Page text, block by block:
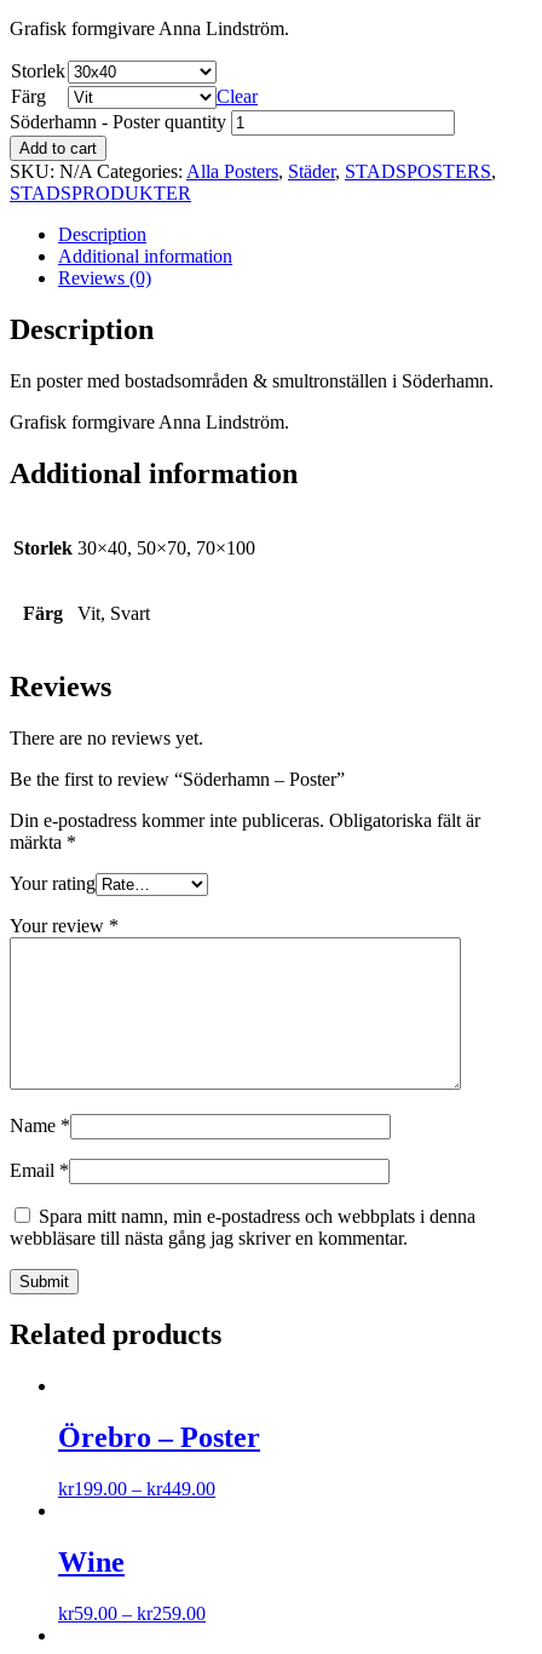
Grafisk formgivare Anna Lindström.
Storlek
Färg
Clear
Söderhamn - Poster quantity
Add to cart
SKU: N/A Categories: Alla Posters, Städer, STADSPOSTERS,
STADSPRODUKTER
Description
Additional information
Reviews (0)
Description
En poster med bostadsområden & smultronställen i Söderhamn.
Grafisk formgivare Anna Lindström.
Additional information
Storlek 30×40, 50×70, 70×100
Färg Vit, Svart
Reviews
There are no reviews yet.
Be the first to review “Söderhamn – Poster”
Din e-postadress kommer inte publiceras. Obligatoriska fält är
märkta *
Your rating
Your review *
Name *
Email *
Spara mitt namn, min e-postadress och webbplats i denna
webbläsare till nästa gång jag skriver en kommentar.
Related products
Örebro – Poster
kr199.00 – kr449.00
Wine
kr59.00 – kr259.00